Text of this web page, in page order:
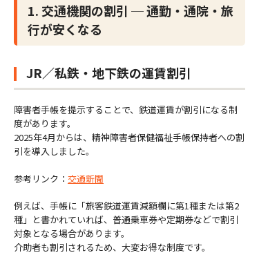
1. 交通機関の割引 ─ 通勤・通院・旅
行が安くなる
JR／私鉄・地下鉄の運賃割引
障害者手帳を提示することで、鉄道運賃が割引になる制
度があります。
2025年4月からは、精神障害者保健福祉手帳保持者への割
引を導入しました。
参考リンク： 交通新聞
例えば、手帳に「旅客鉄道運賃減額欄に第1種または第2
種」と書かれていれば、普通乗車券や定期券などで割引
対象となる場合があります。
介助者も割引されるため、大変お得な制度です。